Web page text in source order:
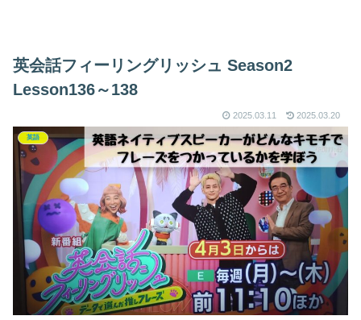
英会話フィーリングリッシュ Season2
Lesson136～138
2025.03.11 2025.03.20
英語